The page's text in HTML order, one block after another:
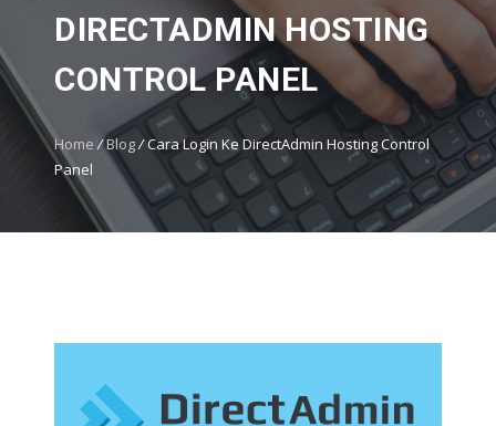
DIRECTADMIN HOSTING
CONTROL PANEL
Home /Blog/Cara Login Ke DirectAdmin Hosting Control
Panel